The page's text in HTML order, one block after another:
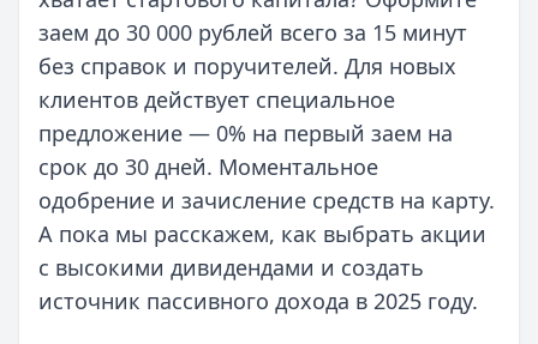
заем до 30 000 рублей всего за 15 минут
без справок и поручителей. Для новых
клиентов действует специальное
предложение — 0% на первый заем на
срок до 30 дней. Моментальное
одобрение и зачисление средств на карту.
А пока мы расскажем, как выбрать акции
с высокими дивидендами и создать
источник пассивного дохода в 2025 году.